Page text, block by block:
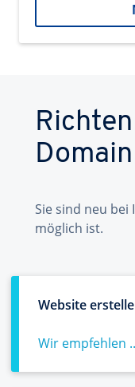
Sie sind neu bei
möglich ist.
Website
Wir empfehlen